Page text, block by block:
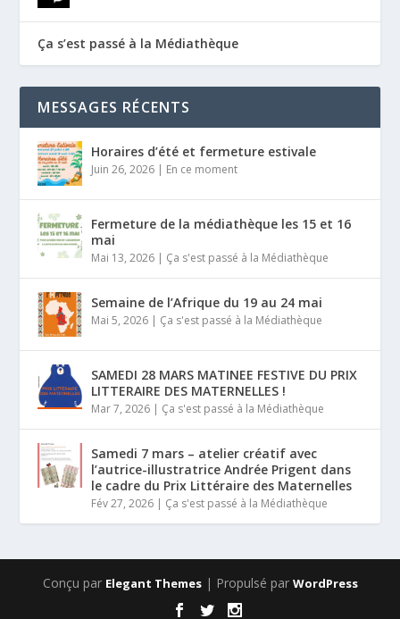
Ça s’est passé à la Médiathèque
MESSAGES RÉCENTS
Horaires d’été et fermeture estivale
Juin 26, 2026 | En ce moment
Fermeture de la médiathèque les 15 et 16
mai
Mai 13, 2026 | Ça s'est passé à la Médiathèque
Semaine de l’Afrique du 19 au 24 mai
Mai 5, 2026 | Ça s'est passé à la Médiathèque
SAMEDI 28 MARS MATINEE FESTIVE DU PRIX
LITTERAIRE DES MATERNELLES !
Mar 7, 2026 | Ça s'est passé à la Médiathèque
Samedi 7 mars – atelier créatif avec
l’autrice-illustratrice Andrée Prigent dans
le cadre du Prix Littéraire des Maternelles
Fév 27, 2026 | Ça s'est passé à la Médiathèque
Conçu par Elegant Themes| Propulsé par WordPress